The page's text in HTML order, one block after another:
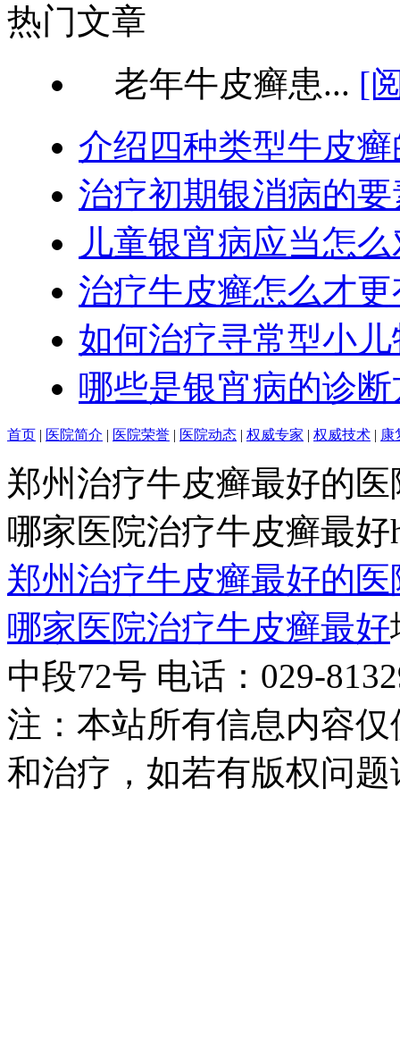
热门文章
老年牛皮癣患... [
介绍四种类型牛皮
治疗初期银消病的
儿童银宵病应当怎
治疗牛皮癣怎么才
如何治疗寻常型小
哪些是银宵病的诊
首页 | 医院简介 | 医院荣誉 | 医院动态 | 权威专家 | 权威技术 | 康
郑州治疗牛皮癣最好的
哪家医院治疗牛皮癣最好
郑州治疗牛皮癣最好的
哪家医院治疗牛皮癣最好
中段72号 电话：029-
注：本站所有信息内容
和治疗，如若有版权问